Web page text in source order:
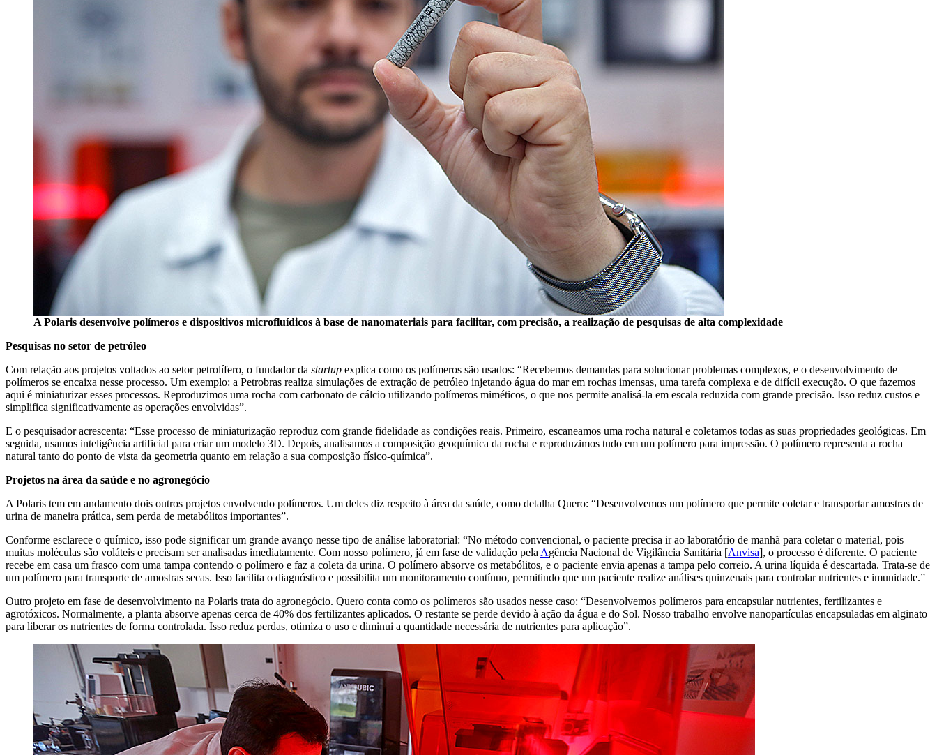
A Polaris desenvolve polímeros e dispositivos microfluídicos à base de nanomateriais para facilitar, com precisão, a realização de pesquisas de alta complexidade
Pesquisas no setor de petróleo
Com relação aos projetos voltados ao setor petrolífero, o fundador da startup explica como os polímeros são usados: “Recebemos demandas para solucionar problemas complexos, e o desenvolvimento de
polímeros se encaixa nesse processo. Um exemplo: a Petrobras realiza simulações de extração de petróleo injetando água do mar em rochas imensas, uma tarefa complexa e de difícil execução. O que fazemos
aqui é miniaturizar esses processos. Reproduzimos uma rocha com carbonato de cálcio utilizando polímeros miméticos, o que nos permite analisá-la em escala reduzida com grande precisão. Isso reduz custos e
simplifica significativamente as operações envolvidas”.
E o pesquisador acrescenta: “Esse processo de miniaturização reproduz com grande fidelidade as condições reais. Primeiro, escaneamos uma rocha natural e coletamos todas as suas propriedades geológicas. Em
seguida, usamos inteligência artificial para criar um modelo 3D. Depois, analisamos a composição geoquímica da rocha e reproduzimos tudo em um polímero para impressão. O polímero representa a rocha
natural tanto do ponto de vista da geometria quanto em relação a sua composição físico-química”.
Projetos na área da saúde e no agronegócio
A Polaris tem em andamento dois outros projetos envolvendo polímeros. Um deles diz respeito à área da saúde, como detalha Quero: “Desenvolvemos um polímero que permite coletar e transportar amostras de
urina de maneira prática, sem perda de metabólitos importantes”.
Conforme esclarece o químico, isso pode significar um grande avanço nesse tipo de análise laboratorial: “No método convencional, o paciente precisa ir ao laboratório de manhã para coletar o material, pois
muitas moléculas são voláteis e precisam ser analisadas imediatamente. Com nosso polímero, já em fase de validação pela Agência Nacional de Vigilância Sanitária [Anvisa], o processo é diferente. O paciente
recebe em casa um frasco com uma tampa contendo o polímero e faz a coleta da urina. O polímero absorve os metabólitos, e o paciente envia apenas a tampa pelo correio. A urina líquida é descartada. Trata-se de
um polímero para transporte de amostras secas. Isso facilita o diagnóstico e possibilita um monitoramento contínuo, permitindo que um paciente realize análises quinzenais para controlar nutrientes e imunidade.”
Outro projeto em fase de desenvolvimento na Polaris trata do agronegócio. Quero conta como os polímeros são usados nesse caso: “Desenvolvemos polímeros para encapsular nutrientes, fertilizantes e
agrotóxicos. Normalmente, a planta absorve apenas cerca de 40% dos fertilizantes aplicados. O restante se perde devido à ação da água e do Sol. Nosso trabalho envolve nanopartículas encapsuladas em alginato
para liberar os nutrientes de forma controlada. Isso reduz perdas, otimiza o uso e diminui a quantidade necessária de nutrientes para aplicação”.